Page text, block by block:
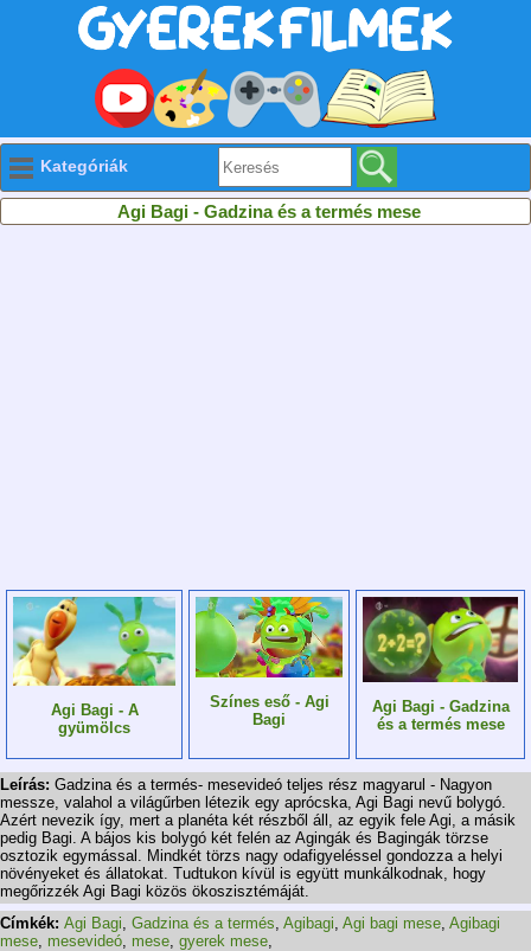
Kategóriák
Agi Bagi - Gadzina és a termés mese
Agi Bagi - A
gyümölcs
Színes eső - Agi
Bagi
Agi Bagi - Gadzina
és a termés mese
Leírás: Gadzina és a termés- mesevideó teljes rész magyarul - Nagyon
messze, valahol a világűrben létezik egy aprócska, Agi Bagi nevű bolygó.
Azért nevezik így, mert a planéta két részből áll, az egyik fele Agi, a másik
pedig Bagi. A bájos kis bolygó két felén az Agingák és Bagingák törzse
osztozik egymással. Mindkét törzs nagy odafigyeléssel gondozza a helyi
növényeket és állatokat. Tudtukon kívül is együtt munkálkodnak, hogy
megőrizzék Agi Bagi közös ökoszisztémáját.
Címkék: Agi Bagi, Gadzina és a termés, Agibagi, Agi bagi mese, Agibagi
mese, mesevideó, mese, gyerek mese,